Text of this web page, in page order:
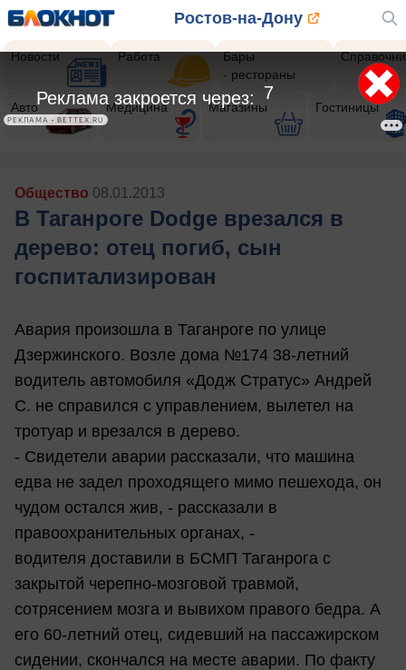
Ростов-на-Дону
Новости Работа
Бары
- рестораны
Авто Медицина Магазины Гостиницы
Общество 08.01.2013
В Таганроге Dodge врезался в
дерево: отец погиб, сын
госпитализирован
Авария произошла в Таганроге по улице
Дзержинского. Возле дома №174 38-летний
водитель автомобиля «Додж Стратус» Андрей
С. не справился с управлением, вылетел на
тротуар и врезался в дерево.
- Свидетели аварии рассказали, что машина
едва не задел проходящего мимо пешехода, он
чудом остался жив, - рассказали в
правоохранительных органах, -
водителя доставили в БСМП Таганрога с
закрытой черепно-мозговой травмой,
сотрясением мозга и вывихом правого бедра. А
его 60-летний отец, сидевший на пассажирском
сидении, скончался на месте аварии. По факту
5
Реклама закроется через:
РЕКЛАМА • BETTEX.RU